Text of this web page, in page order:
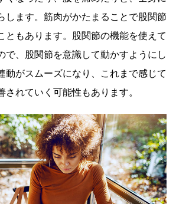
します。筋肉がかたまることで股関節
ともあります。股関節の機能を使えて
で、股関節を意識して動かすようにし
動がスムーズになり、これまで感じて
されていく可能性もあります。